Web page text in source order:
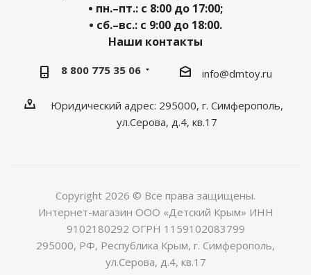
• пн.–пт.: с 8:00 до 17:00;
• сб.–вс.: с 9:00 до 18:00.
Наши контакты
8 800 775 35 06 info@dmtoy.ru
Юридический адрес: 295000, г. Симферополь,
ул.Серова, д.4, кв.17
Copyright 2026 © Все права защищены.
Интернет-магазин ООО «Детский Крым» ИНН
9102180292 ОГРН 1159102083799
295000, РФ, Республика Крым, г. Симферополь,
ул.Серова, д.4, кв.17